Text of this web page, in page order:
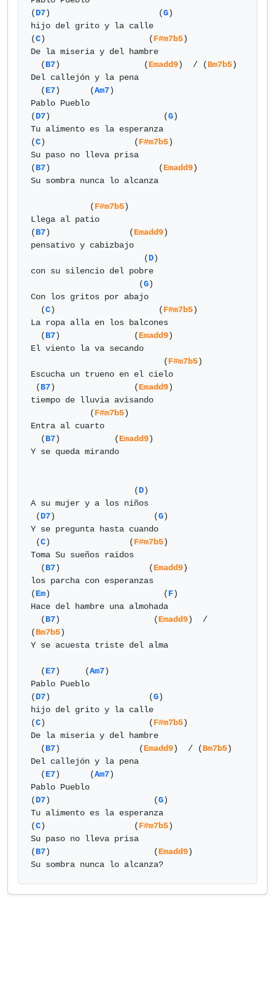
(D7)                      (G)
hijo del grito y la calle
(C)                     (F#m7b5)
De la miseria y del hambre
  (
B7)                 (Emadd9)  / (Bm7b5)
Del callejón y la pena
  (
E7)      (Am7)
Pablo Pueblo
(D7)                       (G)
Tu alimento es la esperanza
(C)                  (F#m7b5)
Su paso no lleva prisa
(B7)                      (Emadd9)
Su sombra nunca lo alcanza
            (
F#m7b5)
Llega al patio
(B7)                (Emadd9)
pensativo y cabizbajo
                       (
D)
con su silencio del pobre
                      (
G)
Con los gritos por abajo
  (
C)                     (F#m7b5)
La ropa alla en los balcones
  (
B7)               (Emadd9)
El viento la va secando
                           (
F#m7b5)
Escucha un trueno en el cielo
(B7)                (Emadd9)
tiempo de lluvia avisando
            (
F#m7b5)
Entra al cuarto
  (
B7)           (Emadd9)
Y se queda mirando
                     (
D)
A su mujer y a los niños
(D7)                    (G)
Y se pregunta hasta cuando
(C)                (F#m7b5)
Toma Su sueños raidos
  (
B7)                  (Emadd9)
los parcha con esperanzas
(Em)                       (F)
Hace del hambre una almohada
  (
B7)                   (Emadd9)  /
(Bm7b5)
Y se acuesta triste del alma
  (
E7)     (Am7)
Pablo Pueblo
(D7)                    (G)
hijo del grito y la calle
(C)                     (F#m7b5)
De la miseria y del hambre
  (
B7)                (Emadd9)  / (Bm7b5)
Del callejón y la pena
  (
E7)      (Am7)
Pablo Pueblo
(D7)                     (G)
Tu alimento es la esperanza
(C)                  (F#m7b5)
Su paso no lleva prisa
(B7)                     (Emadd9)
Su sombra nunca lo alcanza?